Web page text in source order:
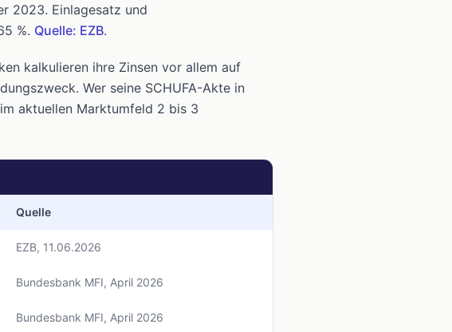
2023. Einlagesatz und
%. Quelle: EZB.
kalkulieren ihre Zinsen vor allem auf
Wer seine SCHUFA-Akte in
aktuellen Marktumfeld 2 bis 3
Quelle
EZB, 11.06.2026
Bundesbank MFI, April 2026
Bundesbank MFI, April 2026